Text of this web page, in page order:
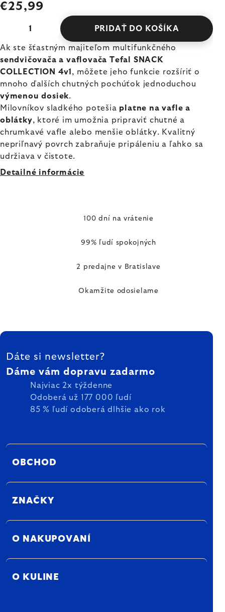
€25,99
PRIDAŤ DO KOŠÍKA
Ak ste šťastným majiteľom multifunkčného
sendvičovača a vaflovača Tefal SNACK
COLLECTION 4v1 , môžete jeho funkcie rozšíriť o
mnoho ďalších chutných pochúťok jednoduchou
výmenou dosiek.
Milovníkov sladkého potešia platne na vafle a
oblátky, ktoré im umožnia pripraviť chutné a
chrumkavé vafle alebo menšie oblátky. Kvalitný
nepriľnavý povrch zabraňuje pripáleniu a ľahko sa
udržiava v čistote.
Detailné informácie
100 dní na vrátenie
99% ľudí spokojných
2 predajne v Bratislave
Okamžite odosielame
ZÁPÄTIE
Dáte si newsletter?
Dáme vám dopravu zadarmo
Najviac 2x týždenne
Odoberá už 177 000 ľudí
85 % ľudí odoberá dlhšie ako rok
OBCHOD
ZNAČKY
O NAKUPOVANÍ
O KULINE